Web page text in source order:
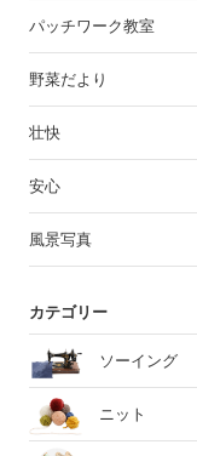
パッチワーク教室
野菜だより
壮快
安心
風景写真
カテゴリー
ソーイング
ニット